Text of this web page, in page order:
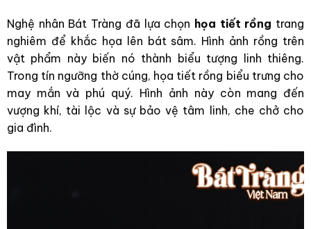
Nghệ nhân Bát Tràng đã lựa chọn họa tiết rồng trang
nghiêm để khắc họa lên bát sâm. Hình ảnh rồng trên
vật phẩm này biến nó thành biểu tượng linh thiêng.
Trong tín ngưỡng thờ cúng, họa tiết rồng biểu trưng cho
may mắn và phú quý. Hình ảnh này còn mang đến
vượng khí, tài lộc và sự bảo vệ tâm linh, che chở cho
gia đình.